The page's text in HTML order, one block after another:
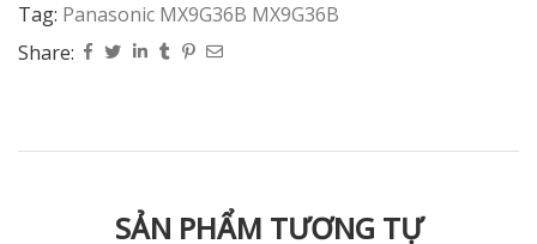
Tag: Panasonic MX9G36B MX9G36B
Share:
SẢN PHẨM TƯƠNG TỰ